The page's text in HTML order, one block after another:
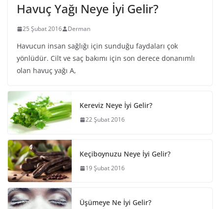
Havuç Yağı Neye İyi Gelir?
25 Şubat 2016 Derman
Havucun insan sağlığı için sunduğu faydaları çok
yönlüdür. Cilt ve saç bakımı için son derece donanımlı
olan havuç yağı A,
Kereviz Neye İyi Gelir?
22 Şubat 2016
Keçiboynuzu Neye İyi Gelir?
19 Şubat 2016
Üşümeye Ne İyi Gelir?